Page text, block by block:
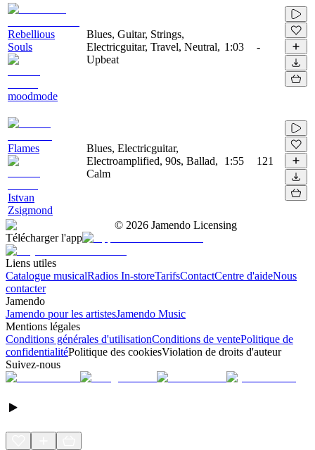
Rebellious
Souls
moodmode
Blues, Guitar, Strings,
Electricguitar, Travel, Neutral,
Upbeat
1:03 -
Flames
Istvan
Zsigmond
Blues, Electricguitar,
Electroamplified, 90s, Ballad,
Calm
1:55 121
© 2026 Jamendo Licensing
Télécharger l'app
Liens utiles
Catalogue musicalRadios In-storeTarifsContactCentre d'aideNous
contacter
Jamendo
Jamendo pour les artistesJamendo Music
Mentions légales
Conditions générales d'utilisationConditions de ventePolitique de
confidentialitéPolitique des cookiesViolation de droits d'auteur
Suivez-nous